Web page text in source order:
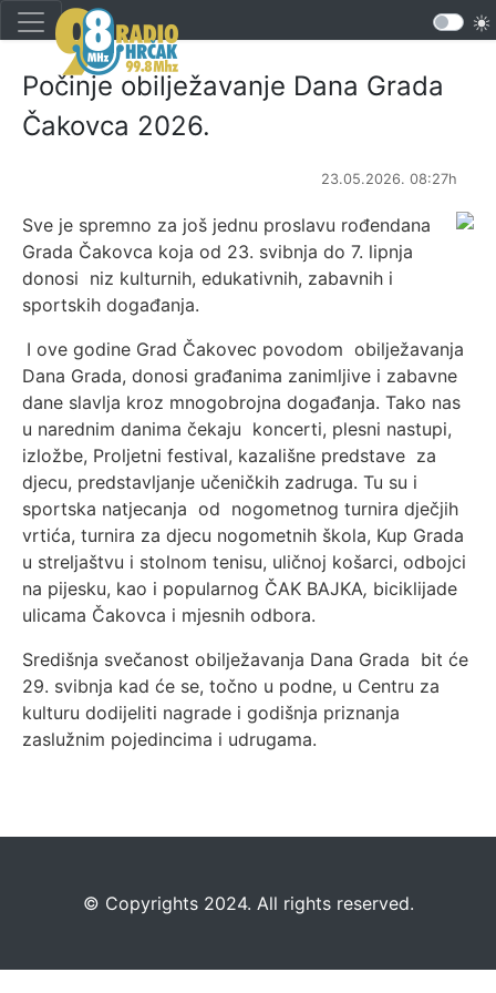
Počinje obilježavanje Dana Grada
Čakovca 2026.
23.05.2026. 08:27h
Sve je spremno za još jednu proslavu rođendana
Grada Čakovca koja od 23. svibnja do 7. lipnja
donosi niz kulturnih, edukativnih, zabavnih i
sportskih događanja.
I ove godine Grad Čakovec povodom obilježavanja
Dana Grada, donosi građanima zanimljive i zabavne
dane slavlja kroz mnogobrojna događanja. Tako nas
u narednim danima čekaju koncerti, plesni nastupi,
izložbe, Proljetni festival, kazališne predstave za
djecu, predstavljanje učeničkih zadruga. Tu su i
sportska natjecanja od nogometnog turnira dječjih
vrtića, turnira za djecu nogometnih škola, Kup Grada
u streljaštvu i stolnom tenisu, uličnoj košarci, odbojci
na pijesku, kao i popularnog ČAK BAJKA, biciklijade
ulicama Čakovca i mjesnih odbora.
Središnja svečanost obilježavanja Dana Grada bit će
29. svibnja kad će se, točno u podne, u Centru za
kulturu dodijeliti nagrade i godišnja priznanja
zaslužnim pojedincima i udrugama.
©️ Copyrights 2024. All rights reserved.